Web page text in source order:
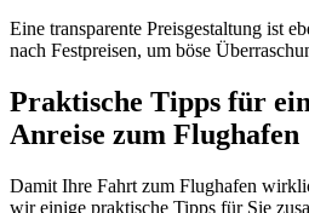
Eine transparente Preisgestaltung ist
nach Festpreisen, um böse
Praktische Tipps für
Anreise zum Flughafen
Damit Ihre Fahrt zum Flughafen
wir einige praktische Tipps für Sie